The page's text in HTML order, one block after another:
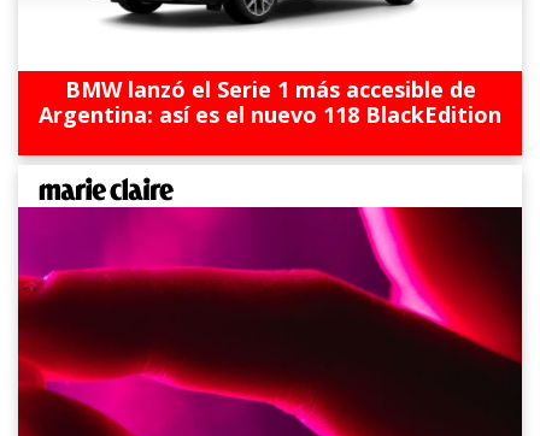
BMW lanzó el Serie 1 más accesible de
Argentina: así es el nuevo 118 BlackEdition